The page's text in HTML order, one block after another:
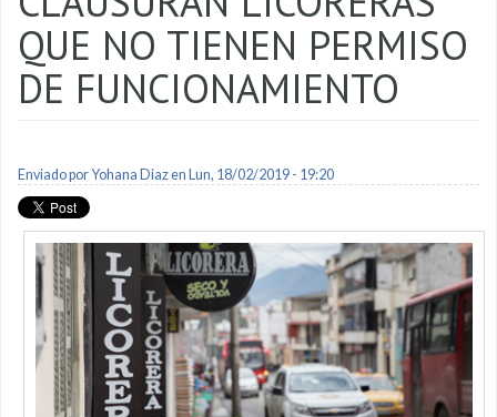
QUE NO TIENEN PERMISO
DE FUNCIONAMIENTO
Enviado porYohana Diazen Lun, 18/02/2019 - 19:20